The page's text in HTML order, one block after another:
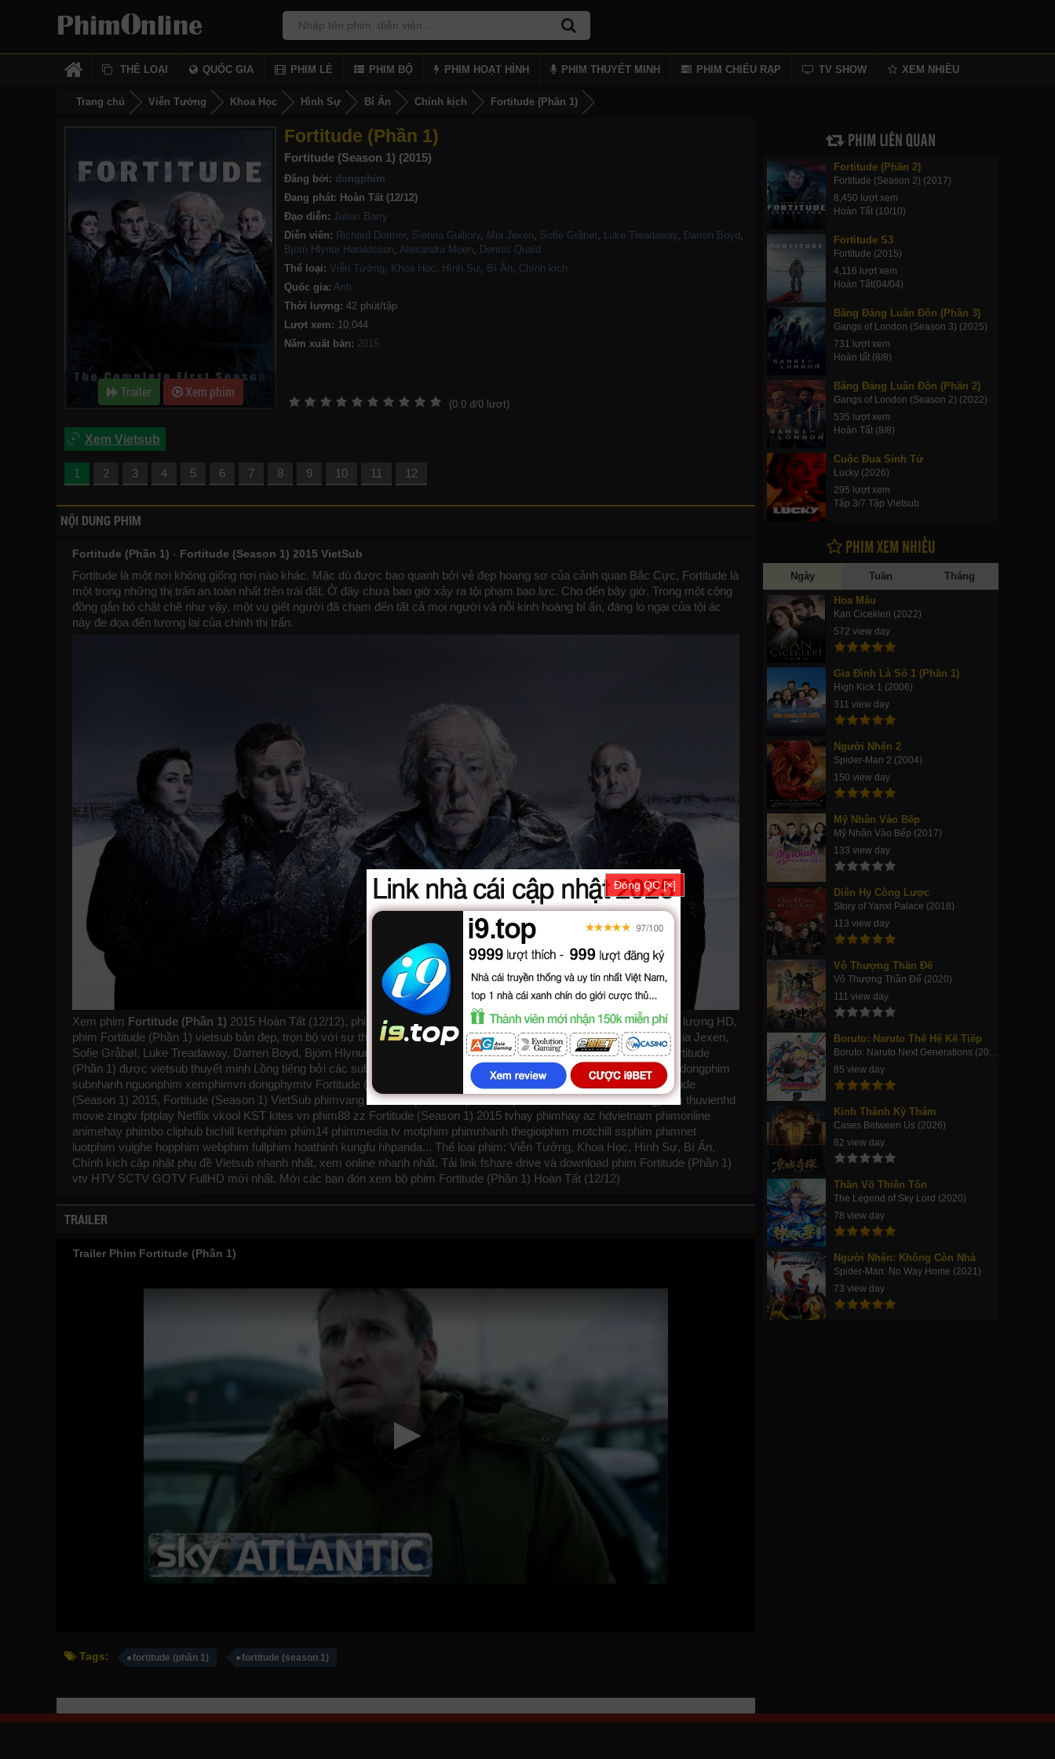
THỂ LOẠI QUỐC GIA PHIM LẺ PHIM BỘ PHIM HOẠT HÌNH PHIM THUYẾT MINH PHIM CHIẾU RẠP TV SHOW XEM NHIỀU
Trang chủ Viễn Tưởng Khoa Học Hình Sự Bí Ẩn Chính kịch Fortitude (Phần 1)
Trailer Xem phim
Fortitude (Phần 1)
Fortitude (Season 1) (2015)
Đăng bởi: dongphim
Đang phát: Hoàn Tất (12/12)
Đạo diễn: Julian Barry
Diễn viên: Richard Dormer, Sienna Guillory, Mia Jexen, Sofie Gråbøl , Luke Treadaway, Darren Boyd ,
Björn Hlynur Haraldsson, Alexandra Moen, Dennis Quaid
Thể loại: Viễn Tưởng, Khoa Học, Hình Sự, Bí Ẩn, Chính kịch
Quốc gia: Anh
Thời lượng: 42 phút/tập
Lượt xem: 10,044
Năm xuất bản:
(0.0 đ/0 lượt)
Xem Vietsub
1 2 3 4 5 6 7 8 9 10 11 12
NỘI DUNG PHIM
Fortitude (Phần 1) - Fortitude (Season 1) 2015 VietSub
Fortitude là một nơi không giống nơi nào khác. Mặc dù được bao quanh bởi vẻ đẹp hoang sơ của cảnh quan Bắc Cực, Fortitude là
một trong những thị trấn an toàn nhất trên trái đất. Ở đây chưa bao giờ xảy ra tội phạm bạo lực. Cho đến bây giờ. Trong một cộng
đồng gắn bó chặt chẽ như vậy, một vụ giết người đã chạm đến tất cả mọi người và nỗi kinh hoàng bí ẩn, đáng lo ngại của tội ác
này đe dọa đến tương lai của chính thị trấn.
Xem phim Fortitude (Phần 1) 2015 Hoàn Tất (12/12), phim Fortitude (Phan 1) được thuyết minh, phụ đề tiếng việt chất lượng HD,
phim Fortitude (Phần 1) vietsub bản đẹp, trọn bộ với sự tham gia của các diễn viên: Richard Dormer, Sienna Guillory, Mia Jexen,
Sofie Gråbøl, Luke Treadaway, Darren Boyd, Björn Hlynur Haraldsson, Alexandra Moen, Dennis Quaid. Phim online Fortitude
(Phần 1) được vietsub thuyết minh Lồng tiếng bởi các subteam như
phimbathu phudeviet kphim phimmoi biphim
dongphim
subnhanh nguonphim xemphimvn dongphymtv Fortitude (Phần 1), Fortitude (Phần 1) 2015, Fortitude (Season 1), Fortitude
(Season 1) 2015, Fortitude (Season 1) VietSub phimvang thichxemphim xemphimxua phimdinhcao hdonline xuongphim thuvienhd
movie zingtv fptplay Netflix vkool KST kites vn phim88 zz Fortitude (Season 1) 2015 tvhay phimhay az hdvietnam phimonline
animehay phimbo cliphub bichill kenhphim phim14 phimmedia tv motphim phimnhanh thegioiphim motchill ssphim phimnet
luotphim vuighe hopphim webphim fullphim hoathinh kungfu hhpanda... Thể loại phim: Viễn Tưởng, Khoa Học, Hình Sự, Bí Ẩn,
Chính kịch cập nhật phụ đề Vietsub nhanh nhất, xem online nhanh nhất. Tải link fshare drive và download phim Fortitude (Phần 1)
vtv HTV SCTV GOTV FullHD mới nhất. Mời các bạn đón xem bộ phim Fortitude (Phần 1) Hoàn Tất (12/12)
TRAILER
Trailer Phim Fortitude (Phần 1)
Tags: fortitude (phần 1) fortitude (season 1)
PHIM LIÊN QUAN
Fortitude (Phần 2)
Fortitude (Season 2) (2017)
8,450 lượt xem
Hoàn Tất (10/10)
Fortitude S3
Fortitude (2015)
4,116 lượt xem
Hoàn Tất(04/04)
Băng Đảng Luân Đôn (Phần 3)
Gangs of London (Season 3) (2025)
731 lượt xem
Hoàn tất (8/8)
Băng Đảng Luân Đôn (Phần 2)
Gangs of London (Season 2) (2022)
535 lượt xem
Hoàn Tất (8/8)
Cuộc Đua Sinh Tử
Lucky (2026)
295 lượt xem
Tập 3/7 Tập Vietsub
PHIM XEM NHIỀU
Ngày Tuần Tháng
Hoa Máu
Kan Cicekleri (2022)
572 view day
Gia Đình Là Số 1 (Phần 1)
High Kick 1 (2006)
311 view day
Người Nhện 2
Spider-Man 2 (2004)
150 view day
Mỹ Nhân Vào Bếp
Mỹ Nhân Vào Bếp (2017)
133 view day
Diên Hy Công Lược
Story of Yanxi Palace (2018)
113 view day
Vô Thượng Thần Đế
Vô Thượng Thần Đế (2020)
111 view day
Boruto: Naruto Thế Hệ Kế Tiếp
Boruto: Naruto Next Generations (2017)
85 view day
Kinh Thành Kỳ Thám
Cases Between Us (2026)
82 view day
Thần Võ Thiên Tôn
The Legend of Sky Lord (2020)
78 view day
Người Nhện: Không Còn Nhà
Spider-Man: No Way Home (2021)
73 view day
Đóng QC [×]